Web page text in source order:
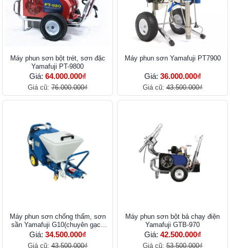
Máy phun sơn bột trét, sơn đặc
Yamafuji PT-9800
Giá: 64.000.000₫
Giá cũ:76.000.000₫
Máy phun sơn Yamafuji PT7900
Giá: 36.000.000₫
Giá cũ:43.500.000₫
Máy phun sơn chống thấm, sơn
sần Yamafuji G10(chuyên gạch
không nung)
Giá: 34.500.000₫
Giá cũ:43.500.000₫
Máy phun sơn bột bả chạy điện
Yamafuji GTB-970
Giá: 42.500.000₫
Giá cũ:53.500.000₫